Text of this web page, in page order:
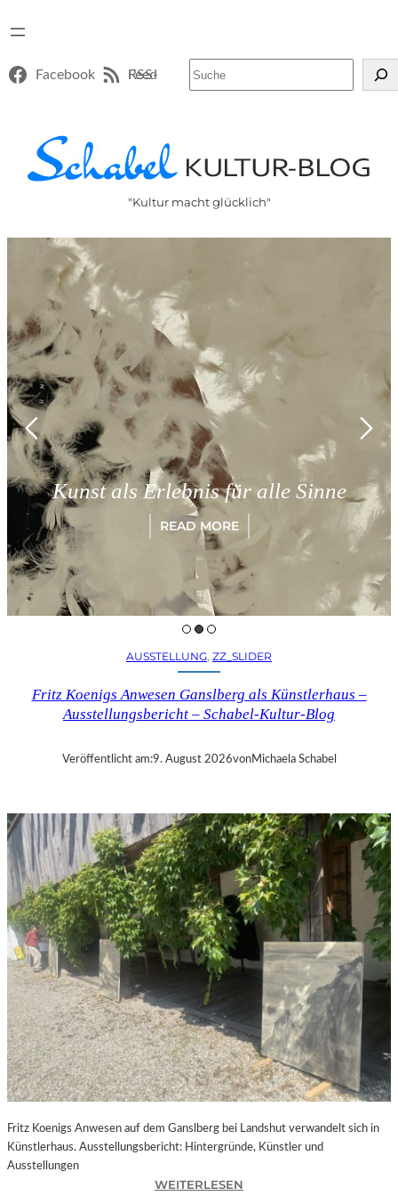
Facebook RSS-Feed
"Kultur macht glücklich"
als Erlebnis für alle Sinne
READ MORE
AUSSTELLUNG, ZZ_SLIDER
Fritz Koenigs Anwesen Ganslberg als Künstlerhaus –
Ausstellungsbericht – Schabel-Kultur-Blog
Veröffentlicht am:9. August 2026vonMichaela Schabel
Fritz Koenigs Anwesen auf dem Ganslberg bei Landshut verwandelt sich in
Künstlerhaus. Ausstellungsbericht: Hintergründe, Künstler und
Ausstellungen
WEITERLESEN